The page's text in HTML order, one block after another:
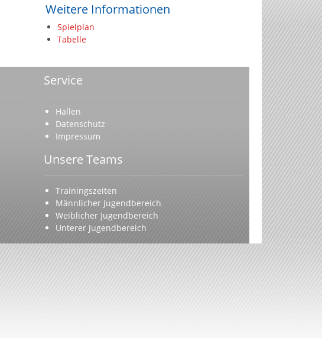
Weitere Informationen
Spielplan
Tabelle
Service
Hallen
Datenschutz
Impressum
Unsere Teams
Trainingszeiten
Männlicher Jugendbereich
Weiblicher Jugendbereich
Unterer Jugendbereich